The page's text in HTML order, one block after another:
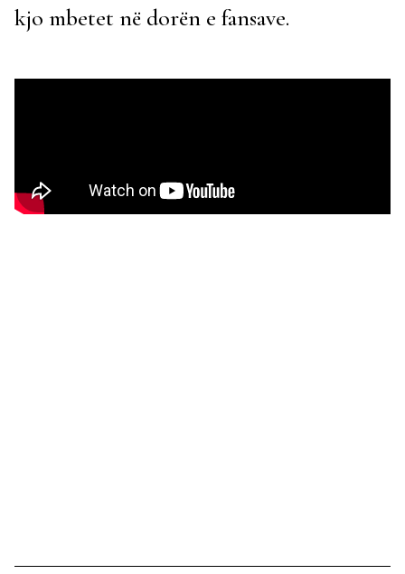
kjo mbetet në dorën e fansave.